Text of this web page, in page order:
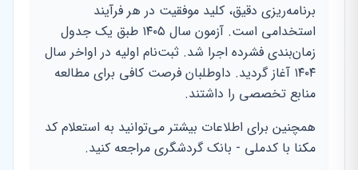
برنامه‌ریزی دقیق، کلید موفقیت در هر فرآیند
استخدامی است. آزمون سال ۱۴۰۵ طبق یک جدول
زمان‌بندی فشرده اجرا شد. ثبت‌نام اولیه در اواخر سال
۱۴۰۴ آغاز گردید. داوطلبان فرصت کافی برای مطالعه
منابع تخصصی را داشتند.
همچنین برای اطلاعات بیشتر می‌توانید به استعلام کد
مکنا با کدملی - بانک گردشگری مراجعه کنید.